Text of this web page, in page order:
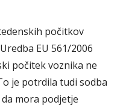
počitkov
EU 561/2006
počitek voznika ne
je potrdila tudi sodba
mora podjetje